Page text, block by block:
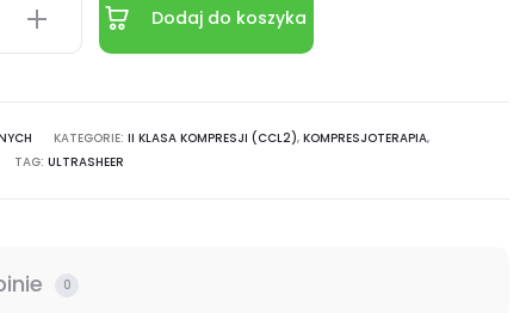
Dodaj do koszyka
KATEGORIE: II KLASA KOMPRESJI (CCL2), KOMPRESJOTERAPIA,
TAG: ULTRASHEER
0